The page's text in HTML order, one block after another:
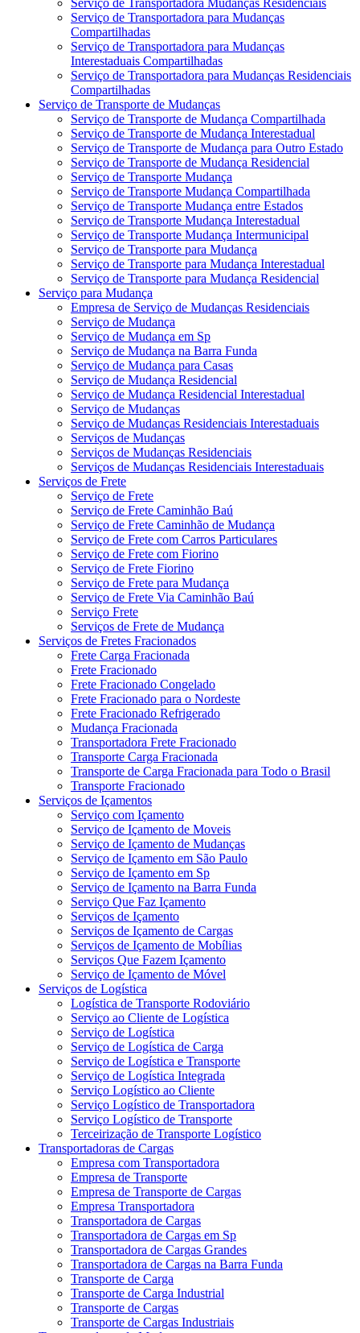
Serviço de Transportadora Mudanças Residenciais
Serviço de Transportadora para Mudanças
Compartilhadas
Serviço de Transportadora para Mudanças
Interestaduais Compartilhadas
Serviço de Transportadora para Mudanças Residenciais
Compartilhadas
Serviço de Transporte de Mudanças
Serviço de Transporte de Mudança Compartilhada
Serviço de Transporte de Mudança Interestadual
Serviço de Transporte de Mudança para Outro Estado
Serviço de Transporte de Mudança Residencial
Serviço de Transporte Mudança
Serviço de Transporte Mudança Compartilhada
Serviço de Transporte Mudança entre Estados
Serviço de Transporte Mudança Interestadual
Serviço de Transporte Mudança Intermunicipal
Serviço de Transporte para Mudança
Serviço de Transporte para Mudança Interestadual
Serviço de Transporte para Mudança Residencial
Serviço para Mudança
Empresa de Serviço de Mudanças Residenciais
Serviço de Mudança
Serviço de Mudança em Sp
Serviço de Mudança na Barra Funda
Serviço de Mudança para Casas
Serviço de Mudança Residencial
Serviço de Mudança Residencial Interestadual
Serviço de Mudanças
Serviço de Mudanças Residenciais Interestaduais
Serviços de Mudanças
Serviços de Mudanças Residenciais
Serviços de Mudanças Residenciais Interestaduais
Serviços de Frete
Serviço de Frete
Serviço de Frete Caminhão Baú
Serviço de Frete Caminhão de Mudança
Serviço de Frete com Carros Particulares
Serviço de Frete com Fiorino
Serviço de Frete Fiorino
Serviço de Frete para Mudança
Serviço de Frete Via Caminhão Baú
Serviço Frete
Serviços de Frete de Mudança
Serviços de Fretes Fracionados
Frete Carga Fracionada
Frete Fracionado
Frete Fracionado Congelado
Frete Fracionado para o Nordeste
Frete Fracionado Refrigerado
Mudança Fracionada
Transportadora Frete Fracionado
Transporte Carga Fracionada
Transporte de Carga Fracionada para Todo o Brasil
Transporte Fracionado
Serviços de Içamentos
Serviço com Içamento
Serviço de Içamento de Moveis
Serviço de Içamento de Mudanças
Serviço de Içamento em São Paulo
Serviço de Içamento em Sp
Serviço de Içamento na Barra Funda
Serviço Que Faz Içamento
Serviços de Içamento
Serviços de Içamento de Cargas
Serviços de Içamento de Mobílias
Serviços Que Fazem Içamento
Serviço de Içamento de Móvel
Serviços de Logística
Logística de Transporte Rodoviário
Serviço ao Cliente de Logística
Serviço de Logística
Serviço de Logística de Carga
Serviço de Logística e Transporte
Serviço de Logística Integrada
Serviço Logístico ao Cliente
Serviço Logístico de Transportadora
Serviço Logístico de Transporte
Terceirização de Transporte Logístico
Transportadoras de Cargas
Empresa com Transportadora
Empresa de Transporte
Empresa de Transporte de Cargas
Empresa Transportadora
Transportadora de Cargas
Transportadora de Cargas em Sp
Transportadora de Cargas Grandes
Transportadora de Cargas na Barra Funda
Transporte de Carga
Transporte de Carga Industrial
Transporte de Cargas
Transporte de Cargas Industriais